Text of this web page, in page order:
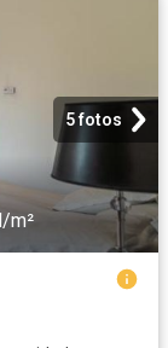
5 fotos
m²